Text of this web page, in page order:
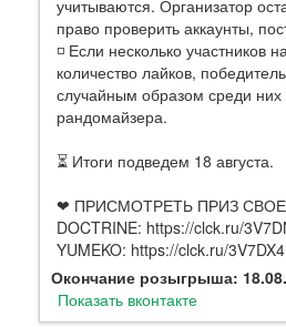
учитываются. Организатор
право проверить аккаунты,
◽️ Если несколько участников
количество лайков,
случайным образом среди
рандомайзера.
⏳ Итоги подведем 18 августа.
❤ ПРИСМОТРЕТЬ ПРИЗ
DOCTRINE: https://clck.ru/
YUMEKO: https://clck.ru/3V7DX4
Окончание розыгрыша:
Показать вконтакте